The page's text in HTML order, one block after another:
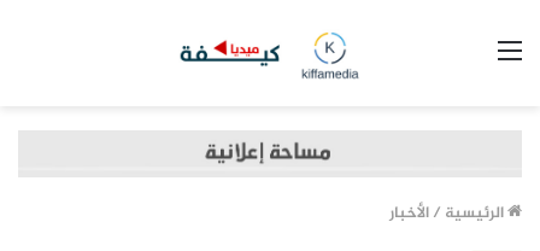
الرئيسية /الأخبار